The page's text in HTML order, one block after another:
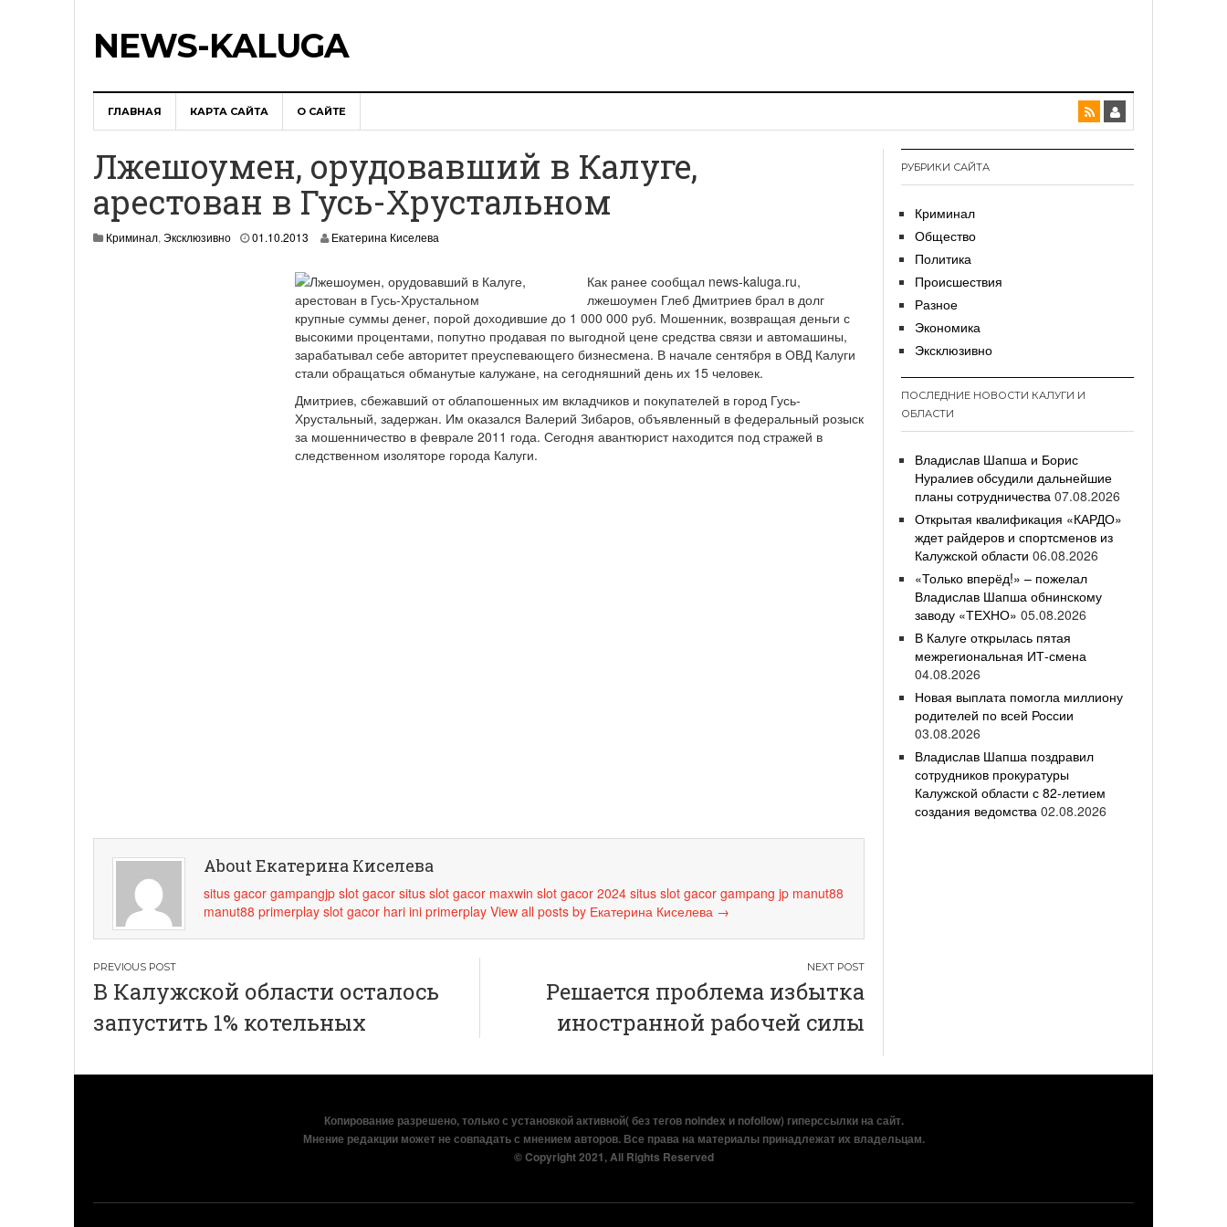
NEWS-KALUGA
ГЛАВНАЯ КАРТА САЙТА О САЙТЕ
Лжешоумен, орудовавший в Калуге,
арестован в Гусь-Хрустальном
Криминал, Эксклюзивно 01.10.2013 Екатерина Киселева
Как ранее сообщал news-kaluga.ru,
лжешоумен Глеб Дмитриев брал в долг
крупные суммы денег, порой доходившие до 1 000 000 руб. Мошенник, возвращая деньги с
высокими процентами, попутно продавая по выгодной цене средства связи и автомашины,
зарабатывал себе авторитет преуспевающего бизнесмена. В начале сентября в ОВД Калуги
стали обращаться обманутые калужане, на сегодняшний день их 15 человек.
Дмитриев, сбежавший от облапошенных им вкладчиков и покупателей в город Гусь-
Хрустальный, задержан. Им оказался Валерий Зибаров, объявленный в федеральный розыск
за мошенничество в феврале 2011 года. Сегодня авантюрист находится под стражей в
следственном изоляторе города Калуги.
About Екатерина Киселева
situs gacor gampangjp slot gacor situs slot gacor maxwin slot gacor 2024 situs slot gacor gampang jp manut88
manut88 primerplay slot gacor hari ini primerplay View all posts by Екатерина Киселева →
Навигация
по
записям
В Калужской области осталось
запустить 1% котельных
Решается проблема избытка
иностранной рабочей силы
РУБРИКИ САЙТА
Криминал
Общество
Политика
Происшествия
Разное
Экономика
Эксклюзивно
ПОСЛЕДНИЕ НОВОСТИ КАЛУГИ И
ОБЛАСТИ
Владислав Шапша и Борис
Нуралиев обсудили дальнейшие
планы сотрудничества 07.08.2026
Открытая квалификация «КАРДО»
ждет райдеров и спортсменов из
Калужской области 06.08.2026
«Только вперёд!» – пожелал
Владислав Шапша обнинскому
заводу «ТЕХНО» 05.08.2026
В Калуге открылась пятая
межрегиональная ИТ-смена
04.08.2026
Новая выплата помогла миллиону
родителей по всей России
03.08.2026
Владислав Шапша поздравил
сотрудников прокуратуры
Калужской области с 82-летием
создания ведомства 02.08.2026
Копирование разрешено, только с установкой активной( без тегов noindex и nofollow) гиперссылки на сайт.
Мнение редакции может не совпадать с мнением авторов. Все права на материалы принадлежат их владельцам.
© Copyright 2021, All Rights Reserved